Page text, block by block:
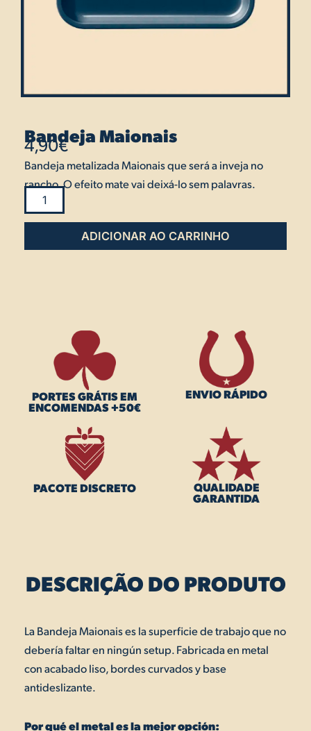
Bandeja Maionais
4,90€
Bandeja metalizada Maionais que será a inveja no
rancho. O efeito mate vai deixá-lo sem palavras.
ADICIONAR
PORTES GRÁTIS EM
ENCOMENDAS +50€
ENVIO RÁPIDO
PACOTE DISCRETO QUALIDADE
GARANTIDA
DESCRIÇÃO DO PRODUTO
La Bandeja Maionais es la superficie de trabajo que no
debería faltar en ningún setup. Fabricada en metal
con acabado liso, bordes curvados y base
antideslizante.
Por qué el metal es la mejor opción: